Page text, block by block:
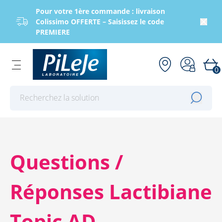
Pour votre 1ère commande : livraison
Colissimo OFFERTE – Saisissez le code
PREMIERE
0
Questions /
Réponses Lactibiane